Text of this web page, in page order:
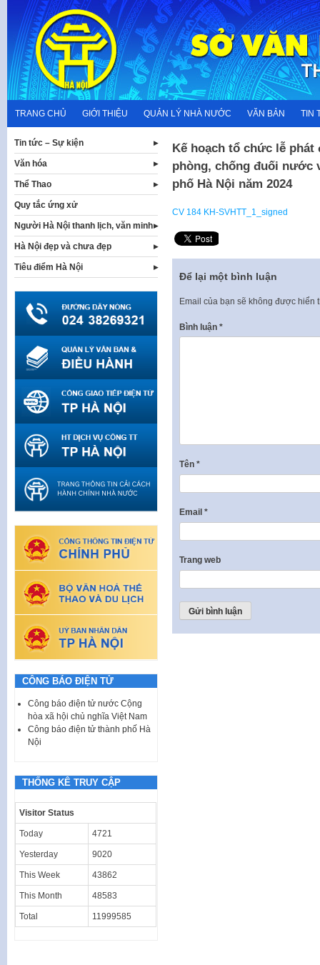
content
TRANG CHỦ GIỚI THIỆU QUẢN LÝ NHÀ NƯỚC VĂN BẢN TIN
Kế hoạch tổ chức lễ
phòng, chống đuối nước
phố Hà Nội năm 2024
CV 184 KH-SVHTT_1_signed
Để lại một bình luận
Email của bạn sẽ không được hiển
Bình luận *
Tên *
Email *
Trang web
Tin tức – Sự kiện
Văn hóa
Thể Thao
Quy tắc ứng xử
Người Hà Nội thanh lịch, văn minh
Hà Nội đẹp và chưa đẹp
Tiêu điểm Hà Nội
CÔNG BÁO ĐIỆN TỬ
Công báo điện tử nước Cộng
hòa xã hội chủ nghĩa Việt Nam
Công báo điện tử thành phố Hà
Nội
THỐNG KÊ TRUY CẬP
Visitor Status
Today 4721
Yesterday 9020
This Week 43862
This Month 48583
Total 11999585